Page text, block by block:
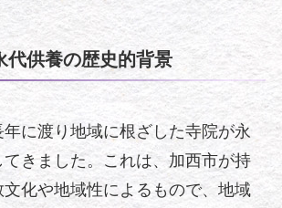
代供養の歴史的背景
に渡り地域に根ざした寺院が永
きました。これは、加西市が持
化や地域性によるもので、地域